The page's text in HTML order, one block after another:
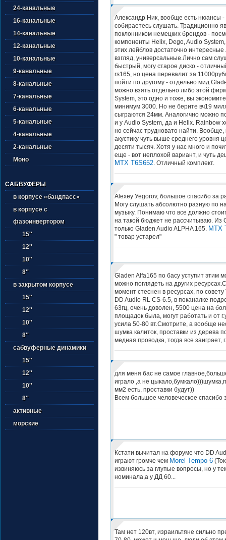
24-канальные
16-канальные
14-канальные
12-канальные
10-канальные
9-канальные
8-канальные
7-канальные
6-канальные
5-канальные
4-канальные
2-канальные
Моно
САБВУФЕРЫ
в корпусе «бандпасс»
в корпусе с
фазоинвертором
15''
12''
10''
8''
в закрытом корпусе
15''
12''
10''
8''
сабвуферные динамики
15''
12''
10''
8''
активные
морские
Александр Ник, вообще есть нюансы -
собираетесь слушать. Традиционно
поклонником немецких брендов -
компоненты Helix, Dego, Audio
этих лейблов достаточно
взгляд, универсальные.Лично сам
быстрый, могу старое диско -
rs165, но цена перевалит за
пойти по другому - отдельно мид
можно взять отдельно либо этой
System, это одно и тоже, вы
минимум 3000. Но не берите вч19
сыграются 24мм. Аналогично можно
и у Audio System, да и Helix. Rainbow
но сейчас трудновато найти. Вообще,
акустику чуть выше среднего уровня
десяти тысяч. Хотя у нас много и
еще - вот неплохой вариант, и чуть
MTX T6S652. Отличный комплект.
Alexey Уеgorov, большое спасибо за
Могу слушать абсолютно разную по
музыку. Понимаю что все должно
на такой бюджет не рассчитываю. Из
только Gladen Audio ALPHA 165. MTX
" товар устарел"
Gladen Alfa165 по басу уступит этим
можно поглядеть на других
момент стеснен в ресурсах, по
DD Audio RL CS-6.5, в поканалке
63гц, очень доволен, 5500 цена на
площадок была, могут работать и от
усила 50-80 вт.Смотрите, а вообще
шумка калиток, проставки из дерева
медная проводка, тогда все заиграет,
для меня бас не самое
играло ,а не
мм2 есть, проставки будут))
Всем большое человеческое спасибо
Кстати вычитал на форуме что DD
играют громче чем Morel Tempo 6
извиняюсь за глупые вопросы, но у
номинала,а у ДД 60...
Там нет 120вт, израильтяне сильно